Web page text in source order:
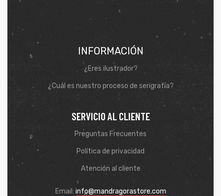
INFORMACIÓN
¿Eres ilustrador?
¿Cuál es nuestro proceso de serigrafía?
SERVICIO AL CLIENTE
Preguntas Frecuentes
Política de privacidad
Atención al cliente
Email: info@mandragorastore.com